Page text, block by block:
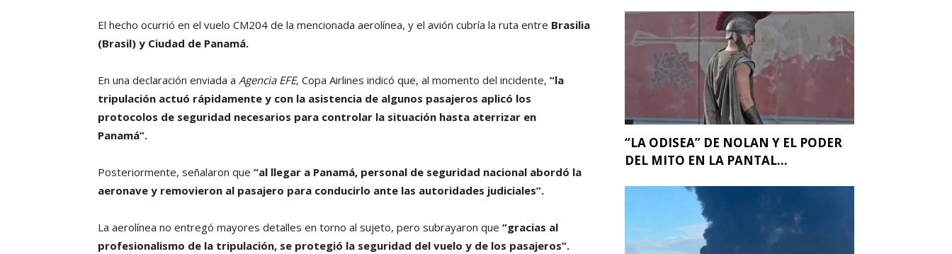
El hecho ocurrió en el vuelo CM204 de la mencionada aerolínea, y el avión cubría la ruta entre Brasilia
(Brasil) y Ciudad de Panamá.
En una declaración enviada a Agencia EFE, Copa Airlines indicó que, al momento del incidente, “la
tripulación actuó rápidamente y con la asistencia de algunos pasajeros aplicó los
protocolos de seguridad necesarios para controlar la situación hasta aterrizar en
Panamá”.
Posteriormente, señalaron que “al llegar a Panamá, personal de seguridad nacional abordó la
aeronave y removieron al pasajero para conducirlo ante las autoridades judiciales”.
La aerolínea no entregó mayores detalles en torno al sujeto, pero subrayaron que “gracias al
profesionalismo de la tripulación, se protegió la seguridad del vuelo y de los pasajeros”.
“LA ODISEA” DE NOLAN Y EL PODER
DEL MITO EN LA PANTAL...